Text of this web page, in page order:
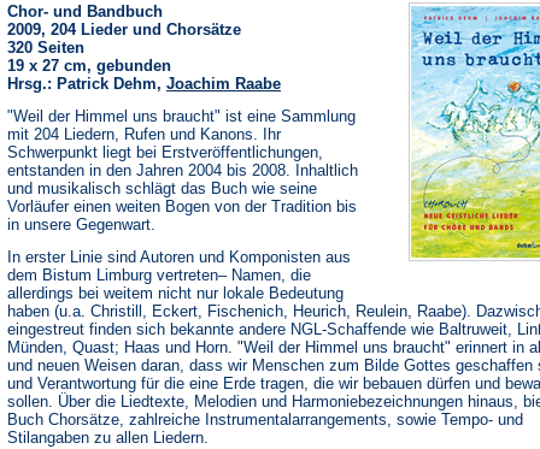
Chor- und Bandbuch
2009, 204 Lieder und Chorsätze
320 Seiten
19 x 27 cm, gebunden
Hrsg.: Patrick Dehm, Joachim Raabe
"Weil der Himmel uns braucht" ist eine Sammlung
mit 204 Liedern, Rufen und Kanons. Ihr
Schwerpunkt liegt bei Erstveröffentlichungen,
entstanden in den Jahren 2004 bis 2008. Inhaltlich
und musikalisch schlägt das Buch wie seine
Vorläufer einen weiten Bogen von der Tradition bis
in unsere Gegenwart.
In erster Linie sind Autoren und Komponisten aus
dem Bistum Limburg vertreten– Namen, die
allerdings bei weitem nicht nur lokale Bedeutung
haben (u.a. Christill, Eckert, Fischenich, Heurich, Reulein, Raabe).
eingestreut finden sich bekannte andere NGL-Schaffende wie Baltruweit,
Münden, Quast; Haas und Horn. "Weil der Himmel uns braucht" erinnert in
und neuen Weisen daran, dass wir Menschen zum Bilde Gottes geschaffen
und Verantwortung für die eine Erde tragen, die wir bebauen dürfen und
sollen. Über die Liedtexte, Melodien und Harmoniebezeichnungen hinaus,
Buch Chorsätze, zahlreiche Instrumentalarrangements, sowie Tempo- und
Stilangaben zu allen Liedern.